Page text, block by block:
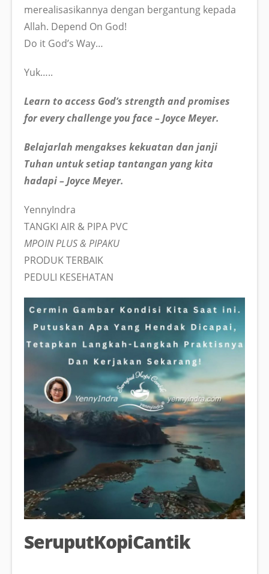
merealisasikannya dengan bergantung kepada
Allah. Depend On God!
Do it God’s Way…
Yuk…..
Learn to access God’s strength and promises
for every challenge you face – Joyce Meyer.
Belajarlah mengakses kekuatan dan janji
Tuhan untuk setiap tantangan yang kita
hadapi – Joyce Meyer.
YennyIndra
TANGKI AIR & PIPA PVC
MPOIN PLUS & PIPAKU
PRODUK TERBAIK
PEDULI KESEHATAN
SeruputKopiCantik